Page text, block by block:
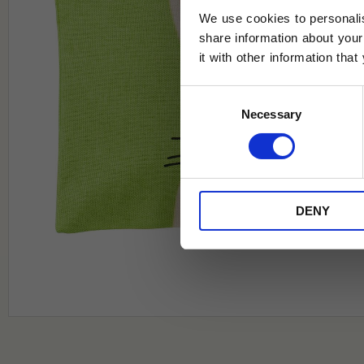
We use cookies to
share information about
it with other information that
Necessary
DENY
Jag samtycker till Tehuset Javas
* Rabatten gäller endast online på
på ordinarie priser och kan ej